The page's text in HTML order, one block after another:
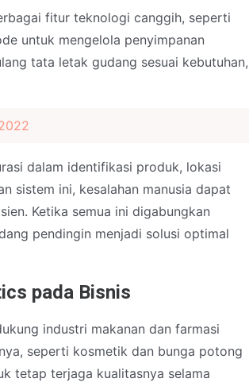
fitur teknologi canggih, seperti
untuk mengelola penyimpanan
tata letak gudang sesuai kebutuhan,
dalam identifikasi produk, lokasi
sistem ini, kesalahan manusia dapat
Ketika semua ini digabungkan
pendingin menjadi solusi optimal
pada Bisnis
industri makanan dan farmasi
seperti kosmetik dan bunga potong
tetap terjaga kualitasnya selama